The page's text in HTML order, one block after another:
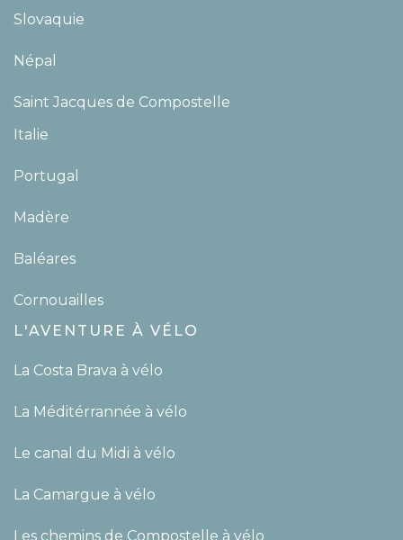
Slovaquie
Népal
Saint Jacques de Compostelle
Italie
Portugal
Madère
Baléares
Cornouailles
L'AVENTURE À VÉLO
La Costa Brava à vélo
La Méditérrannée à vélo
Le canal du Midi à vélo
La Camargue à vélo
Les chemins de Compostelle à vélo